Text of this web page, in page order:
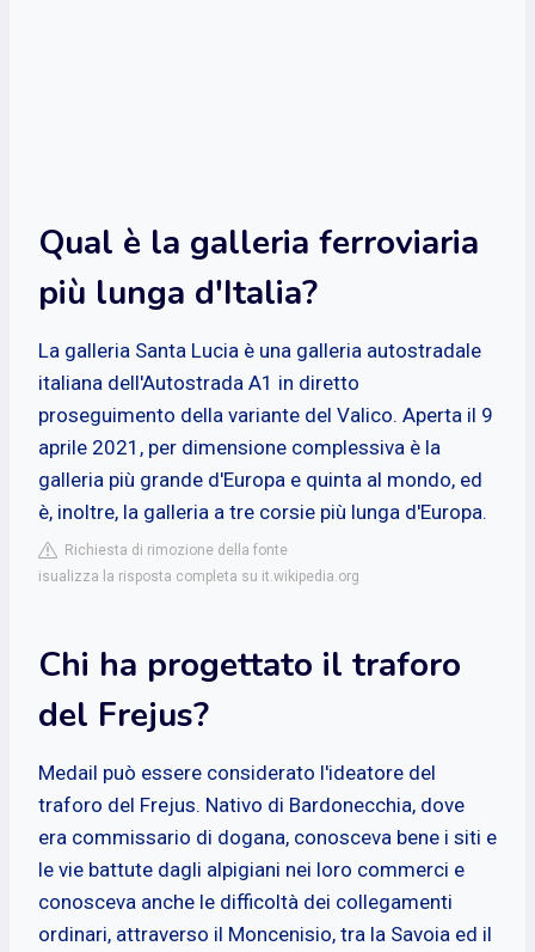
Qual è la galleria ferroviaria
più lunga d'Italia?
La galleria Santa Lucia è una galleria autostradale
italiana dell'Autostrada A1 in diretto
proseguimento della variante del Valico. Aperta il 9
aprile 2021, per dimensione complessiva è la
galleria più grande d'Europa e quinta al mondo, ed
è, inoltre, la galleria a tre corsie più lunga d'Europa.
Richiesta di rimozione della fonte
isualizza la risposta completa su it.wikipedia.org
Chi ha progettato il traforo
del Frejus?
Medail può essere considerato l'ideatore del
traforo del Frejus. Nativo di Bardonecchia, dove
era commissario di dogana, conosceva bene i siti e
le vie battute dagli alpigiani nei loro commerci e
conosceva anche le difficoltà dei collegamenti
ordinari, attraverso il Moncenisio, tra la Savoia ed il